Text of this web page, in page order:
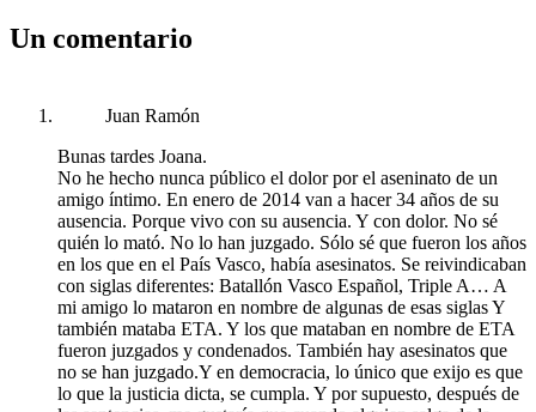
Un comentario
Juan Ramón
Bunas tardes Joana.
No he hecho nunca público el dolor por el aseninato de un
amigo íntimo. En enero de 2014 van a hacer 34 años de su
ausencia. Porque vivo con su ausencia. Y con dolor. No sé
quién lo mató. No lo han juzgado. Sólo sé que fueron los años
en los que en el País Vasco, había asesinatos. Se reivindicaban
con siglas diferentes: Batallón Vasco Español, Triple A… A
mi amigo lo mataron en nombre de algunas de esas siglas Y
también mataba ETA. Y los que mataban en nombre de ETA
fueron juzgados y condenados. También hay asesinatos que
no se han juzgado.Y en democracia, lo único que exijo es que
lo que la justicia dicta, se cumpla. Y por supuesto, después de